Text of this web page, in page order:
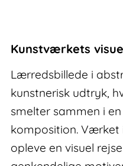
Kunstværkets
Lærredsbillede i
kunstnerisk udtryk,
smelter sammen i
komposition. Værket
opleve en visuel